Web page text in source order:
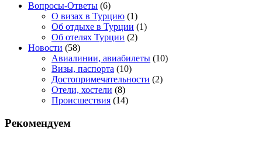
Вопросы-Ответы (6)
О визах в Турцию (1)
Об отдыхе в Турции (1)
Об отелях Турции (2)
Новости (58)
Авиалинии, авиабилеты (10)
Визы, паспорта (10)
Достопримечательности (2)
Отели, хостели (8)
Происшествия (14)
Рекомендуем